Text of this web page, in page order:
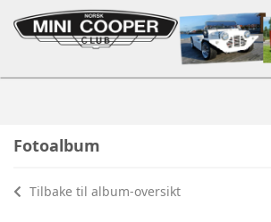
Fotoalbum
Tilbake til album-oversikt